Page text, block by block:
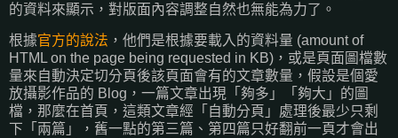
的資料來顯示，對版面內容調整自然也無能為力了。
根據官方的說法 ，他們是根據要載入的資料量 (amount of
HTML on the page being requested in KB)，或是頁面圖檔數
量來自動決定切分頁後該頁面會有的文章數量，假設是個愛
放攝影作品的 Blog，一篇文章出現「夠多」「夠大」的圖
檔，那麼在首頁，這類文章經「自動分頁」處理後最少只剩
下「兩篇」，舊一點的第三篇、第四篇只好翻前一頁才會出